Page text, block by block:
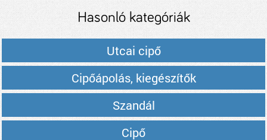
Hasonló kategóriák
Utcai cipő
Cipőápolás, kiegészítők
Szandál
Cipő